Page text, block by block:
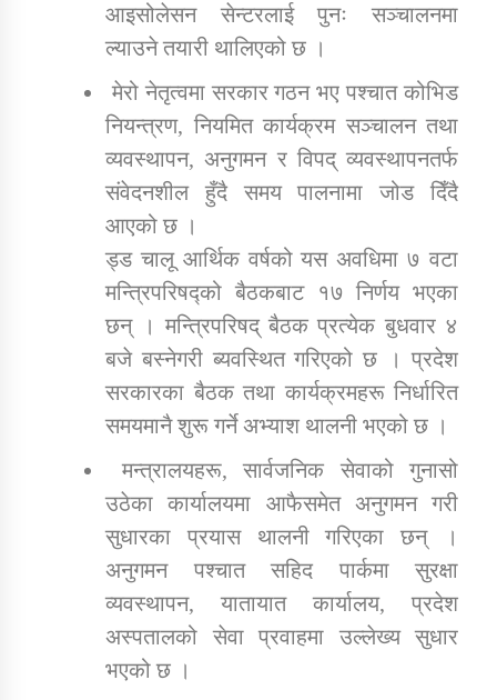
आइसोलेसन सेन्टरलाई पुनः सञ्चालनमा
ल्याउने तयारी थालिएको छ ।
मेरो नेतृत्वमा सरकार गठन भए पश्चात कोभिड
नियन्त्रण, नियमित कार्यक्रम सञ्चालन तथा
व्यवस्थापन, अनुगमन र विपद् व्यवस्थापनतर्फ
संवेदनशील हुँदै समय पालनामा जोड दिँदै
आएको छ ।
ड्ड चालू आर्थिक वर्षको यस अवधिमा ७ वटा
मन्त्रिपरिषद्को बैठकबाट १७ निर्णय भएका
छन् । मन्त्रिपरिषद् बैठक प्रत्येक बुधवार ४
बजे बस्नेगरी ब्यवस्थित गरिएको छ । प्रदेश
सरकारका बैठक तथा कार्यक्रमहरू निर्धारित
समयमानै शुरू गर्ने अभ्याश थालनी भएको छ ।
मन्त्रालयहरू, सार्वजनिक सेवाको गुनासो
उठेका कार्यालयमा आफैसमेत अनुगमन गरी
सुधारका प्रयास थालनी गरिएका छन् ।
अनुगमन पश्चात सहिद पार्कमा सुरक्षा
व्यवस्थापन, यातायात कार्यालय, प्रदेश
अस्पतालको सेवा प्रवाहमा उल्लेख्य सुधार
भएको छ ।